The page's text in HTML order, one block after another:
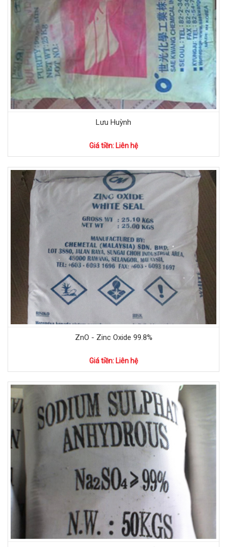
Lưu Huỳnh
Giá tiền: Liên hệ
ZnO - Zinc Oxide 99.8%
Giá tiền: Liên hệ